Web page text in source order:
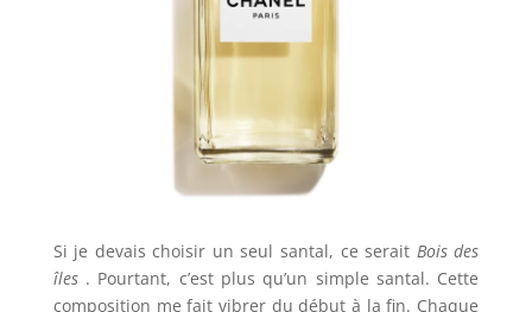
Si je devais choisir un seul santal, ce serait Bois des
îles . Pourtant, c’est plus qu’un simple santal. Cette
composition me fait vibrer du début à la fin. Chaque